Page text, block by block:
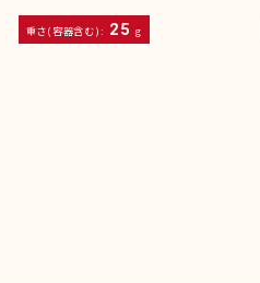
重さ(容器含む): 25 g